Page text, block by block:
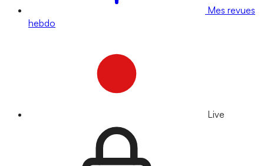
Mes revues
hebdo
Live